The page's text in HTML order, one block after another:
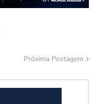
Próxima Postagem